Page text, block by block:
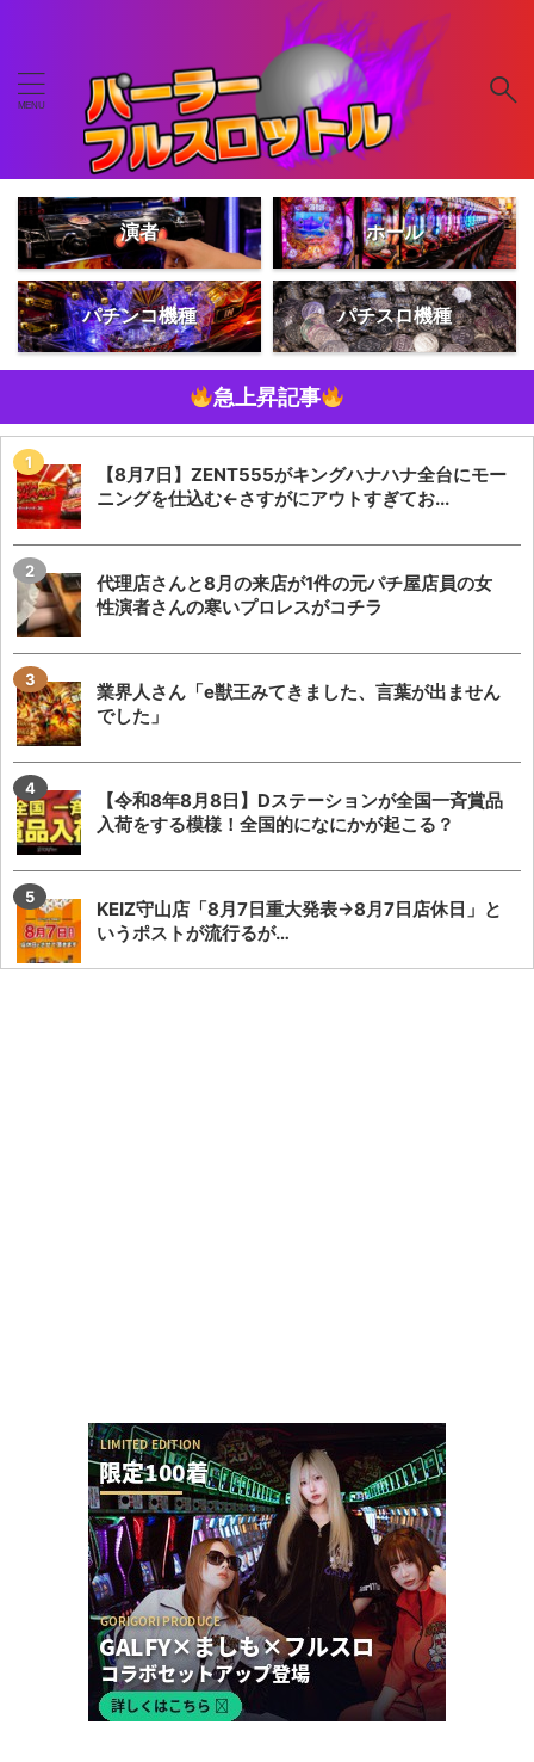
演者 ホール
パチンコ機種 パチスロ機種
急上昇記事
【8月7日】ZENT555がキングハナハナ全台にモー
ニングを仕込む←さすがにアウトすぎてお...
代理店さんと8月の来店が1件の元パチ屋店員の女
性演者さんの寒いプロレスがコチラ
業界人さん「e獣王みてきました、言葉が出ません
でした」
【令和8年8月8日】Dステーションが全国一斉賞品
入荷をする模様！全国的になにかが起こる？
KEIZ守山店「8月7日重大発表→8月7日店休日」と
いうポストが流行るが…
またSAO2のガラスが割られる